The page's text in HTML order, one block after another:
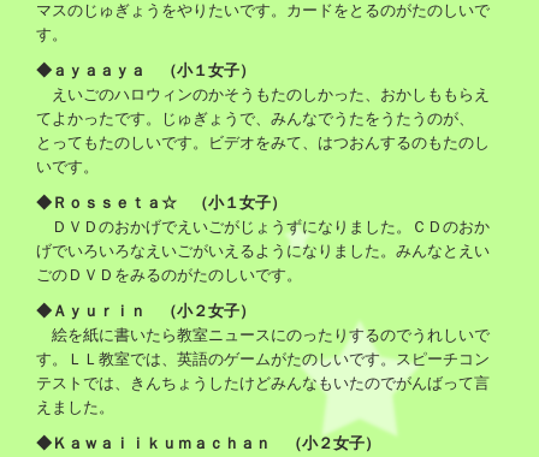
マスのじゅぎょうをやりたいです。カードをとるのがたのしいで
す。
◆ａｙａａｙａ （小１女子）
えいごのハロウィンのかそうもたのしかった、おかしももらえ
てよかったです。じゅぎょうで、みんなでうたをうたうのが、
とってもたのしいです。ビデオをみて、はつおんするのもたのし
いです。
◆Ｒｏｓｓｅｔａ☆ （小１女子）
ＤＶＤのおかげでえいごがじょうずになりました。ＣＤのおか
げでいろいろなえいごがいえるようになりました。みんなとえい
ごのＤＶＤをみるのがたのしいです。
◆Ａｙｕｒｉｎ （小２女子）
絵を紙に書いたら教室ニュースにのったりするのでうれしいで
す。ＬＬ教室では、英語のゲームがたのしいです。スピーチコン
テストでは、きんちょうしたけどみんなもいたのでがんばって言
えました。
◆ Ｋａｗａｉｉｋｕｍａｃｈａｎ （小２女子）